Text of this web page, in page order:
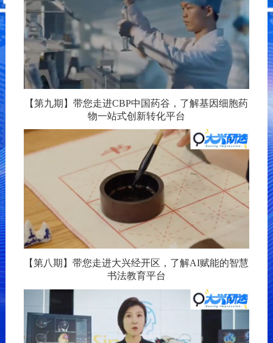
【第九期】带您走进CBP中国药谷，了解基因细胞药
物一站式创新转化平台
【第八期】带您走进大兴经开区，了解AI赋能的智慧
书法教育平台